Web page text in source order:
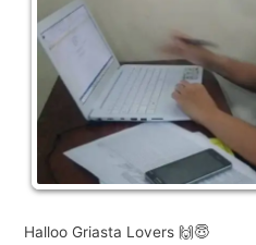
Halloo Griasta Lovers 🙌😇